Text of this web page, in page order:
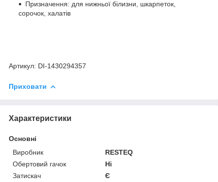
Призначення: для нижньої білизни, шкарпеток,
сорочок, халатів
Артикул: DI-1430294357
Приховати
Характеристики
Основні
Виробник
RESTEQ
Обертовий гачок
Ні
Затискач
Є